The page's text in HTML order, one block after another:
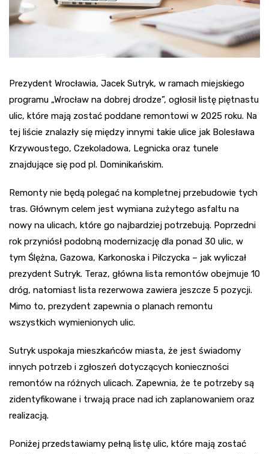
Prezydent Wrocławia, Jacek Sutryk, w ramach miejskiego
programu „Wrocław na dobrej drodze”, ogłosił listę piętnastu
ulic, które mają zostać poddane remontowi w 2025 roku. Na
tej liście znalazły się między innymi takie ulice jak Bolesława
Krzywoustego, Czekoladowa, Legnicka oraz tunele
znajdujące się pod pl. Dominikańskim.
Remonty nie będą polegać na kompletnej przebudowie tych
tras. Głównym celem jest wymiana zużytego asfaltu na
nowy na ulicach, które go najbardziej potrzebują. Poprzedni
rok przyniósł podobną modernizację dla ponad 30 ulic, w
tym Ślężna, Gazowa, Karkonoska i Pilczycka – jak wyliczał
prezydent Sutryk. Teraz, główna lista remontów obejmuje 10
dróg, natomiast lista rezerwowa zawiera jeszcze 5 pozycji.
Mimo to, prezydent zapewnia o planach remontu
wszystkich wymienionych ulic.
Sutryk uspokaja mieszkańców miasta, że jest świadomy
innych potrzeb i zgłoszeń dotyczących konieczności
remontów na różnych ulicach. Zapewnia, że te potrzeby są
zidentyfikowane i trwają prace nad ich zaplanowaniem oraz
realizacją.
Poniżej przedstawiamy pełną listę ulic, które mają zostać